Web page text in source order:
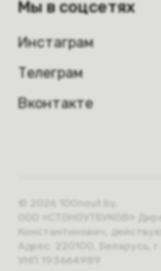
Мы в соцсетях
Инстаграм
Телеграм
Вконтакте
ООО «СТОНОУТБУКОВ»
Константинович,
Адрес: 220100, Беларусь,